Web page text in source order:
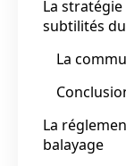
La
subtilités
La
La
balayage